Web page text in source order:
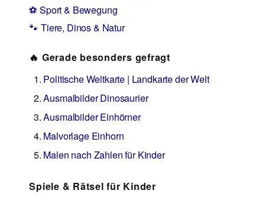
⚽ Sport & Bewegung
🐾 Tiere, Dinos & Natur
🔥 Gerade besonders gefragt
Politische Weltkarte | Landkarte der Welt
Ausmalbilder Dinosaurier
Ausmalbilder Einhörner
Malvorlage Einhorn
Malen nach Zahlen für Kinder
Spiele & Rätsel für Kinder